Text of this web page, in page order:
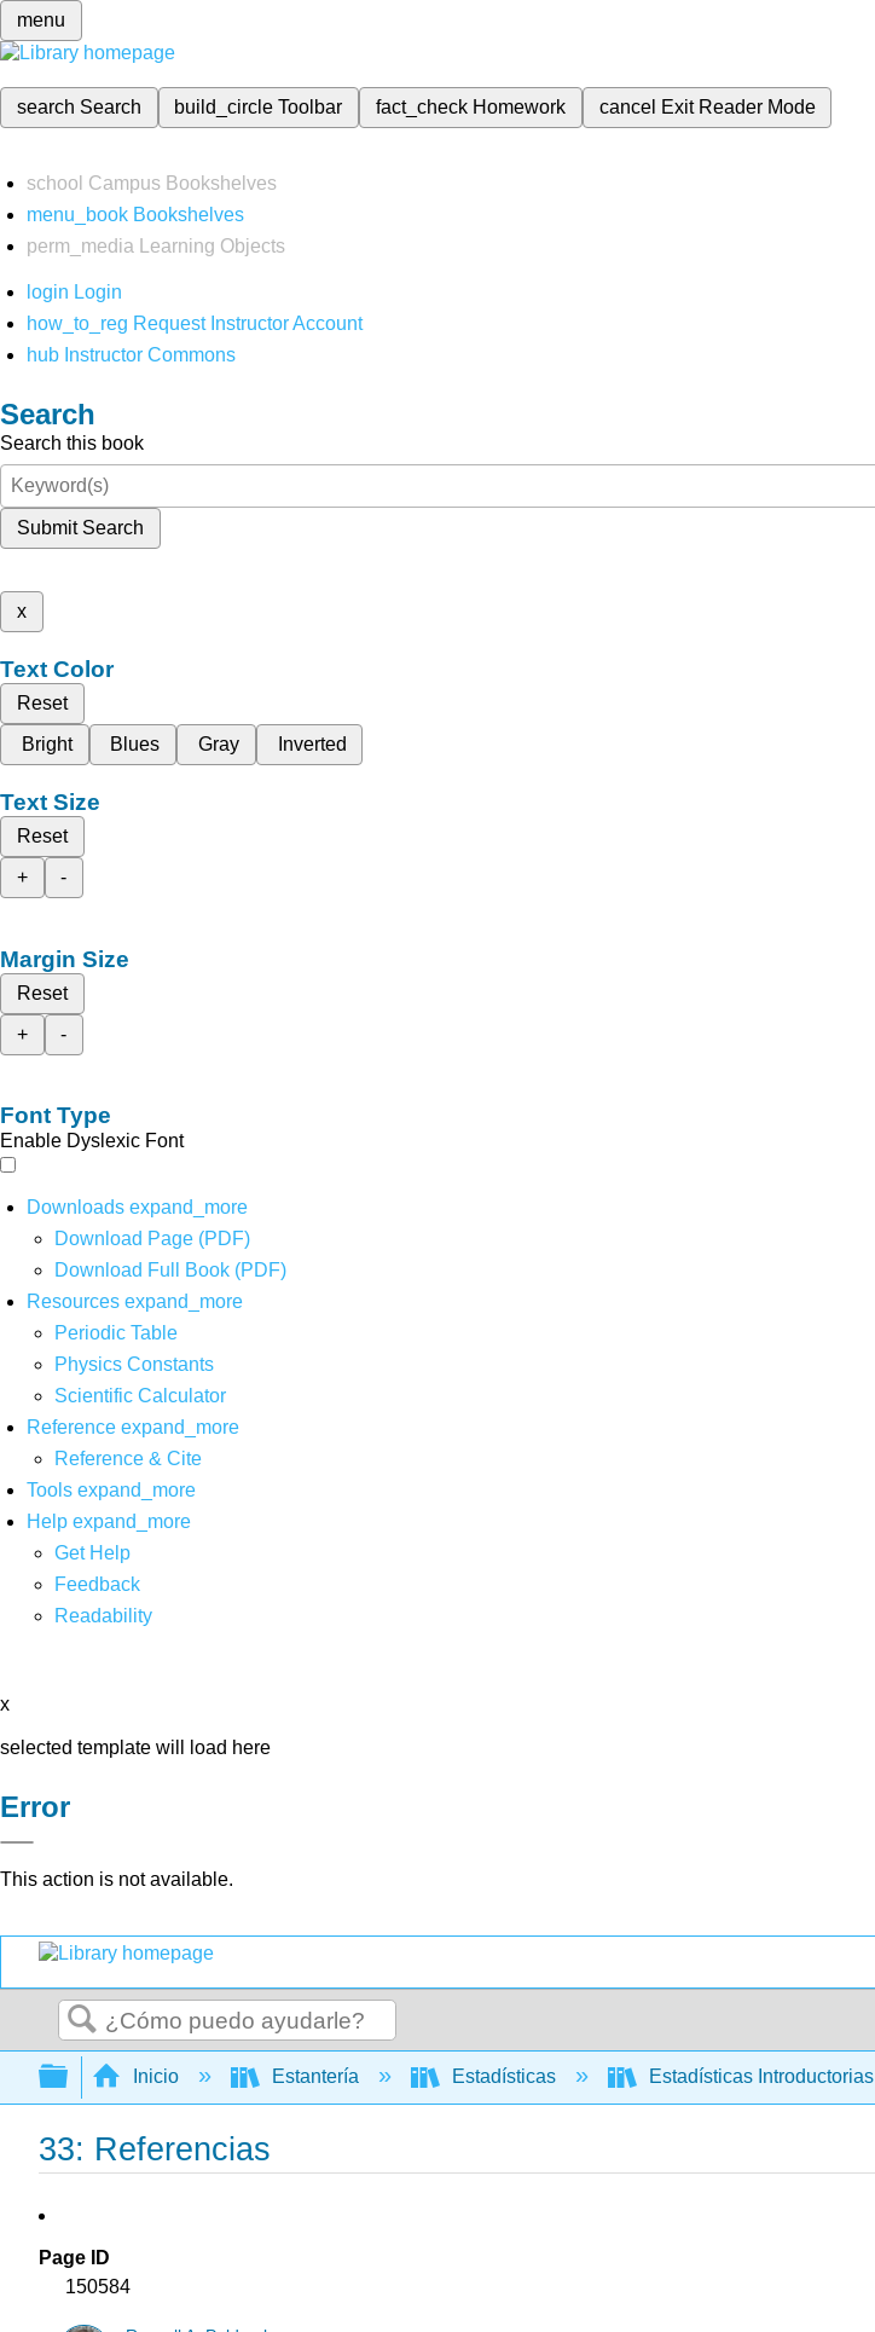
menu
search Search build_circleToolbar fact_check Homework cancel Exit Reader Mode
school Campus Bookshelves
menu_book Bookshelves
perm_media
Learning Objects
login Login
how_to_reg Request Instructor Account
hub Instructor Commons
Search
Search this book
Submit Search
x
Text Color
Reset
Bright
Blues Gray Inverted
Text Size
Reset
+
-
Margin Size
Reset
+
-
Font Type
Enable Dyslexic Font
Downloads expand_more
Download Page (PDF)
Download Full Book (PDF)
Resources expand_more
Periodic Table
Physics Constants
Scientific Calculator
Reference expand_more
Reference & Cite
Tools expand_more
Help expand_more
Get Help
Feedback
Readability
x
selected template will load here
Error
This action is not available.
Buscar
Expandir/contraer jerarquía global
Inicio Estantería Estadísticas Estadísticas Introductorias
33: Referencias
Page ID
150584